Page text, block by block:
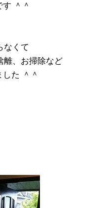
＾＾
なくて
離、お掃除など
た ＾＾